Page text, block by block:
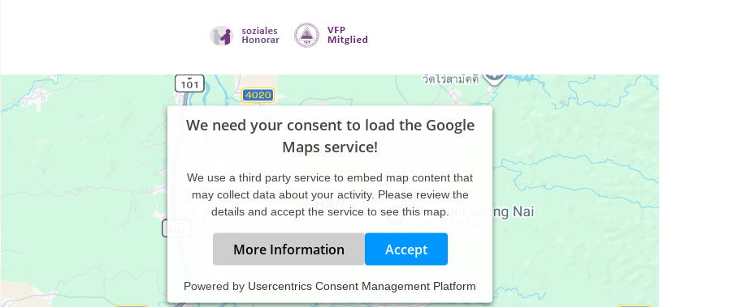
We need your consent to load the Google
Maps service!
We use a third party service to embed map content that
may collect data about your activity. Please review the
details and accept the service to see this map.
More Information Accept
Powered by Usercentrics Consent Management Platform
broken-heart-therapie